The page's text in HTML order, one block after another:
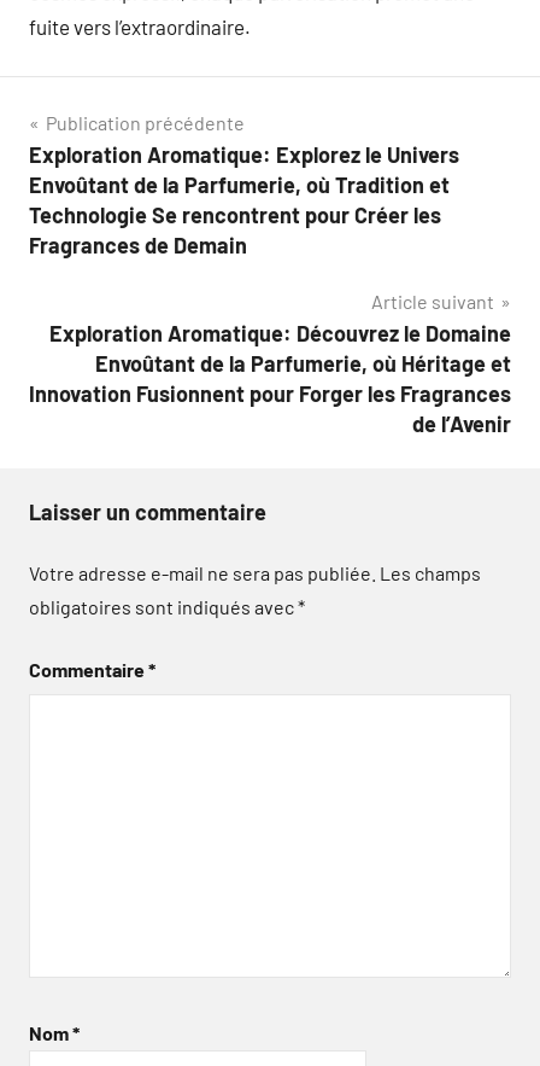
fuite vers l’extraordinaire.
Navigation
de
l’article
Publication précédente
Exploration Aromatique: Explorez le Univers
Envoûtant de la Parfumerie, où Tradition et
Technologie Se rencontrent pour Créer les
Fragrances de Demain
Article suivant
Exploration Aromatique: Découvrez le Domaine
Envoûtant de la Parfumerie, où Héritage et
Innovation Fusionnent pour Forger les Fragrances
de l’Avenir
Laisser un commentaire
Votre adresse e-mail ne sera pas publiée. Les champs
obligatoires sont indiqués avec*
Commentaire*
Nom*